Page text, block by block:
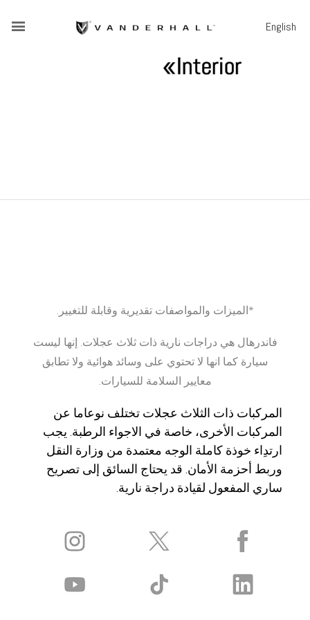
English
*الميزات والمواصفات تقديرية وقابلة للتغيير.
فاندرهال هي دراجات نارية ذات ثلاث عجلات. إنها ليست
سيارة كما انها لا تحتوي على وسائد هوائية ولا تطابق
معايير السلامة للسيارات.
المركبات ذات الثلاث عجلات تختلف نوعاما عن
المركبات الأخرى، خاصة في الاجواء الرطبة. يجب
ارتدِاء خوذة كاملة الوجه معتمدة من وزارة النقل
وربط أحزمة الأمان. قد يحتاج السائق إلى تصريح
ساري المفعول لقيادة دراجة نارية.